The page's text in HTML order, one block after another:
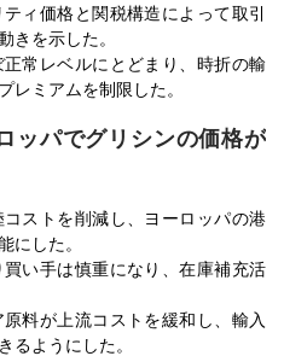
ィ価格と関税構造によって取引
きを示した。
常レベルにとどまり、時折の輸
レミアムを制限した。
ッパでグリシンの価格が
ストを削減し、ヨーロッパの港
にした。
い手は慎重になり、在庫補充活
料が上流コストを緩和し、輸入
るようにした。